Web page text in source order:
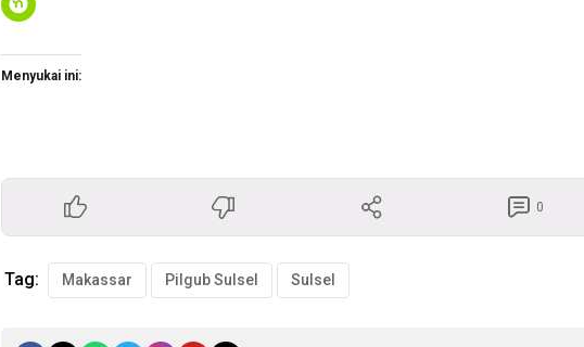
Menyukai ini:
0
Tag: Makassar Pilgub Sulsel Sulsel